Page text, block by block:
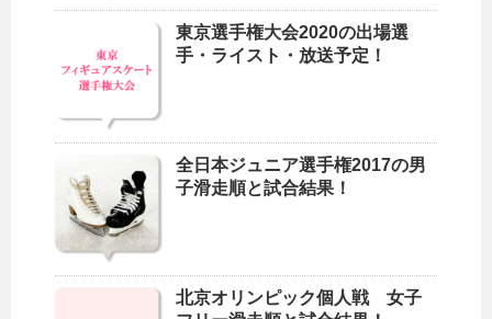
東京選手権大会2020の出場選
手・ライスト・放送予定！
全日本ジュニア選手権2017の男
子滑走順と試合結果！
北京オリンピック個人戦 女子